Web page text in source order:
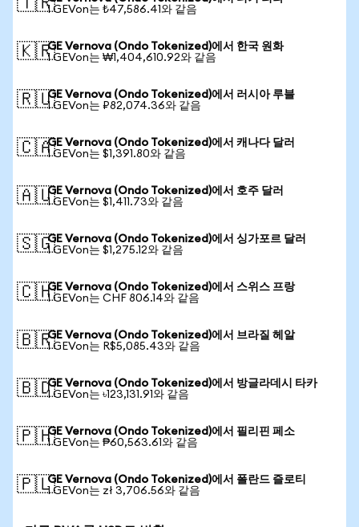
🇹🇷1 GEVon는 ₺47,586.41와 같음
🇰🇷GE Vernova (Ondo Tokenized)에서 한국 원화
1 GEVon는 ₩1,404,610.92와 같음
🇷🇺GE Vernova (Ondo Tokenized)에서 러시아 루블
1 GEVon는 ₽82,074.36와 같음
🇨🇦GE Vernova (Ondo Tokenized)에서 캐나다 달러
1 GEVon는 $1,391.80와 같음
🇦🇺GE Vernova (Ondo Tokenized)에서 호주 달러
1 GEVon는 $1,411.73와 같음
🇸🇬GE Vernova (Ondo Tokenized)에서 싱가포르 달러
1 GEVon는 $1,275.12와 같음
🇨🇭GE Vernova (Ondo Tokenized)에서 스위스 프랑
1 GEVon는 CHF 806.14와 같음
🇧🇷GE Vernova (Ondo Tokenized)에서 브라질 헤알
1 GEVon는 R$5,085.43와 같음
🇧🇩GE Vernova (Ondo Tokenized)에서 방글라데시 타카
1 GEVon는 ৳123,131.91와 같음
🇵🇭GE Vernova (Ondo Tokenized)에서 필리핀 페소
1 GEVon는 ₱60,563.61와 같음
🇵🇱GE Vernova (Ondo Tokenized)에서 폴란드 즐로티
1 GEVon는 zł 3,706.56와 같음